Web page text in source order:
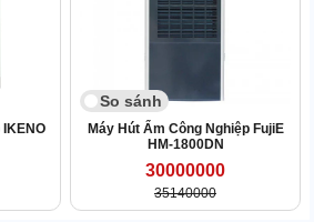
Bao gồm bụi, nấm mốc, vi khuẩn và
So sánh
Máy Hút Ẩm Công Nghiệp FujiE
HM-1800DN
30000000
35140000